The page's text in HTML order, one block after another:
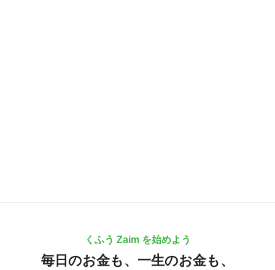
くふう Zaim を始めよう
毎日のお金も、 一生のお金も、